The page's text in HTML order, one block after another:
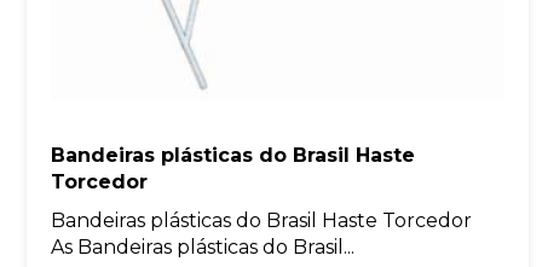
Bandeiras plásticas do Brasil Haste
Torcedor
Bandeiras plásticas do Brasil Haste Torcedor
As Bandeiras plásticas do Brasil...